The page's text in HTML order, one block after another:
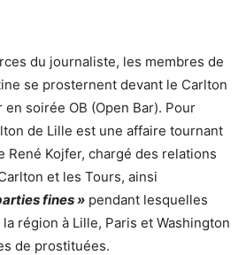
du journaliste, les membres de
se prosternent devant le Carlton
soirée OB (Open Bar). Pour
de Lille est une affaire tournant
René Kojfer, chargé des relations
et les Tours, ainsi
fines» pendant lesquelles
la région à Lille, Paris et Washington
de prostituées.